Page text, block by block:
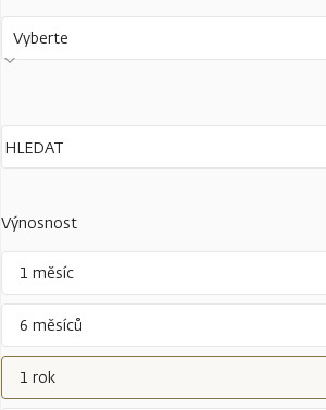
Vyberte
Výnosnost
1 měsíc
6 měsíců
1 rok